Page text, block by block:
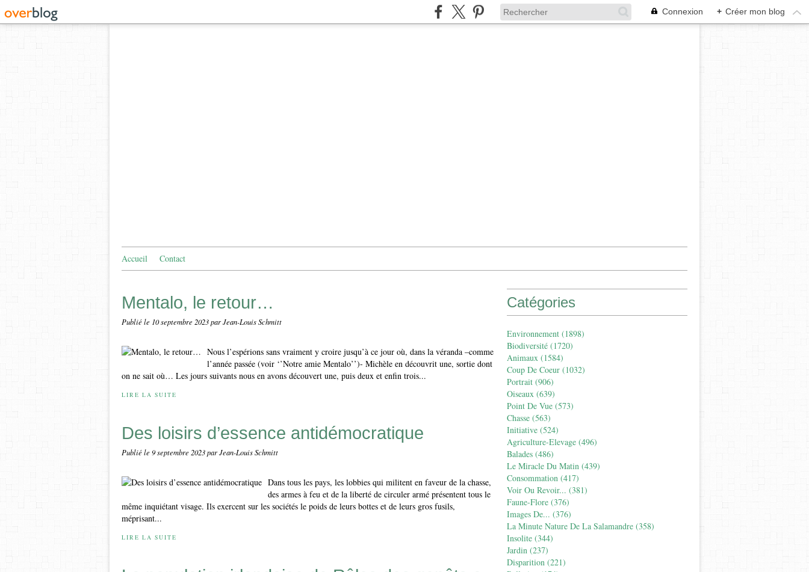
Connexion + Créer mon blog
Accueil Contact
Mentalo, le retour…
Publié le 10 septembre 2023par Jean-Louis Schmitt
Nous l’espérions sans vraiment y croire jusqu’à ce jour où, dans la véranda –comme
l’année passée (voir ‘’Notre amie Mentalo’’)- Michèle en découvrit une, sortie dont
on ne sait où… Les jours suivants nous en avons découvert une, puis deux et enfin trois...
LIRE LA SUITE
Des loisirs d’essence antidémocratique
Publié le 9 septembre 2023par Jean-Louis Schmitt
Dans tous les pays, les lobbies qui militent en faveur de la chasse,
des armes à feu et de la liberté de circuler armé présentent tous le
même inquiétant visage. Ils exercent sur les sociétés le poids de leurs bottes et de leurs gros fusils,
méprisant...
LIRE LA SUITE
Catégories
Environnement (1898)
Biodiversité (1720)
Animaux (1584)
Coup De Coeur (1032)
Portrait (906)
Oiseaux (639)
Point De Vue (573)
Chasse (563)
Initiative (524)
Agriculture-Elevage (496)
Balades (486)
Le Miracle Du Matin (439)
Consommation (417)
Voir Ou Revoir... (381)
Faune-Flore (376)
Images De... (376)
La Minute Nature De La Salamandre (358)
Insolite (344)
Jardin (237)
Disparition (221)